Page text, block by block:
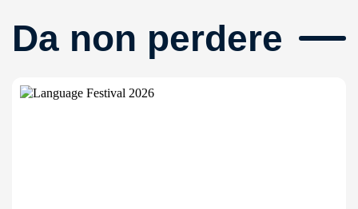
Da non perdere